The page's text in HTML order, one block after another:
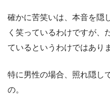
確かに苦笑いは、本音を隠
く笑っているわけですが、
ているというわけではあり
特に男性の場合、照れ隠し
の。